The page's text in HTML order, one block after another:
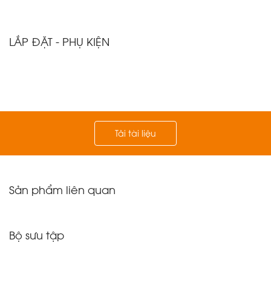
LẮP ĐẶT - PHỤ KIỆN
Tải tài liệu
Sản phẩm liên quan
Bộ sưu tập